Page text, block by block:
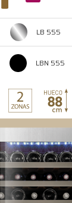
LB 555
LBN 555